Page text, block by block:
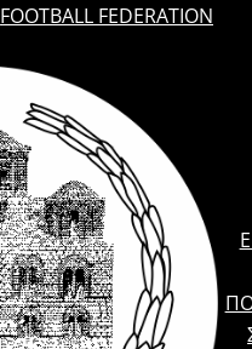
FOOTBALL FEDERATION